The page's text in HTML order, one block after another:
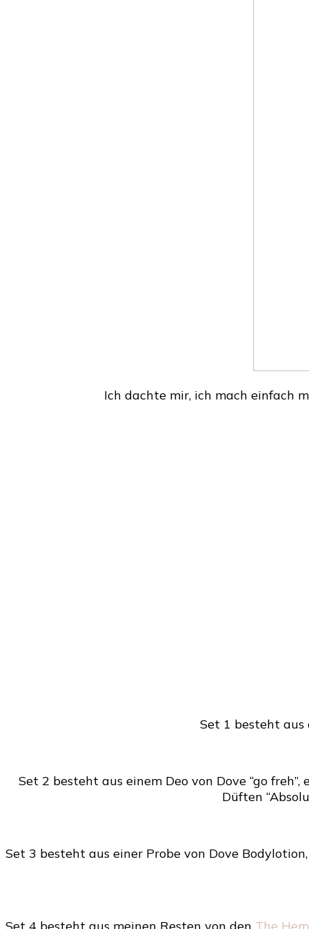
Ich dachte mir, ich mach einfach
Set 1 besteht aus
Set 2 besteht aus einem Deo von Dove “go
Düften
Set 3 besteht aus einer Probe von Dove
Set 4 besteht aus meinen Resten von den The